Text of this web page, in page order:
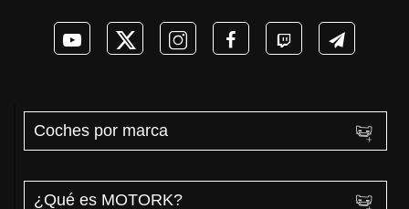
Coches por marca
¿Qué es MOTORK?